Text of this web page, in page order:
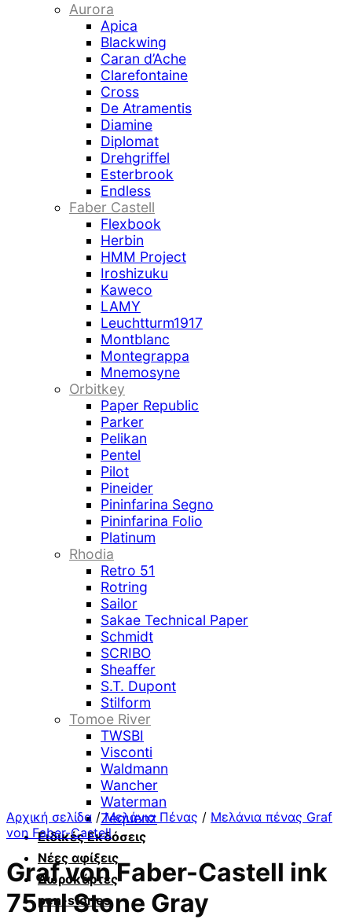
Aurora
Apica
Blackwing
Caran d’Ache
Clarefontaine
Cross
De Atramentis
Diamine
Diplomat
Drehgriffel
Esterbrook
Endless
Faber Castell
Flexbook
Herbin
HMM Project
Iroshizuku
Kaweco
LAMY
Leuchtturm1917
Montblanc
Montegrappa
Mnemosyne
Orbitkey
Paper Republic
Parker
Pelikan
Pentel
Pilot
Pineider
Pininfarina Segno
Pininfarina Folio
Platinum
Rhodia
Retro 51
Rotring
Sailor
Sakae Technical Paper
Schmidt
SCRIBO
Sheaffer
S.T. Dupont
Stilform
Tomoe River
TWSBI
Visconti
Waldmann
Wancher
Waterman
Zequenz
Ειδικές Εκδόσεις
Νέες αφίξεις
Δωροκάρτες
pen-stories
Αρχική σελίδα / Μελάνια Πένας / Μελάνια πένας Graf
von Faber-Castell
Graf von Faber-Castell ink
75ml Stone Gray